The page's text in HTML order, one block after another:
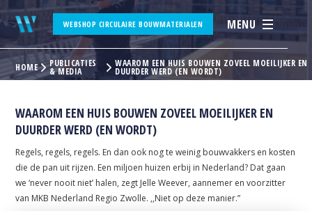
WEBSHOP CIRCULAIRE BOUWMATERIALEN MENU
HOME PUBLICATIES
& MEDIA
WAAROM EEN HUIS BOUWEN ZOVEEL MOEILIJKER EN
DUURDER WERD (EN WORDT)
WAAROM EEN HUIS BOUWEN ZOVEEL MOEILIJKER EN
DUURDER WERD (EN WORDT)
Regels, regels, regels. En dan ook nog te weinig bouwvakkers en kosten
die de pan uit rijzen. Een miljoen huizen erbij in Nederland? Dat gaan
we ‘never nooit niet’ halen, zegt Jelle Weever, aannemer en voorzitter
van MKB Nederland Regio Zwolle. ,,Niet op deze manier.”